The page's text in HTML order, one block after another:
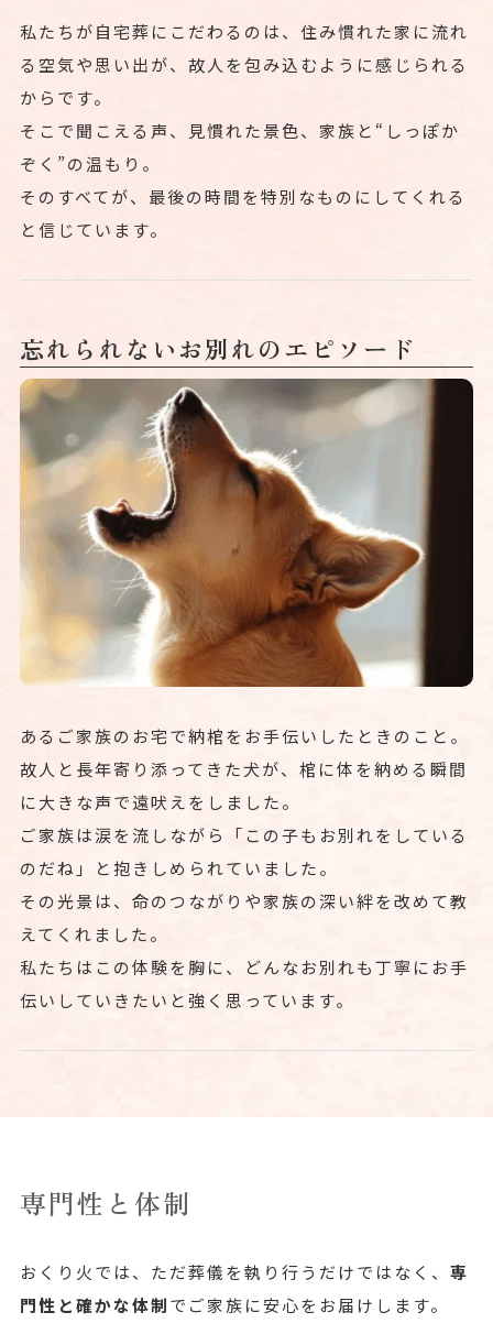
私たちが自宅葬にこだわるのは、住み慣れた家に流れ
る空気や思い出が、故人を包み込むように感じられる
からです。
そこで聞こえる声、見慣れた景色、家族と“しっぽか
ぞく”の温もり。
そのすべてが、最後の時間を特別なものにしてくれる
と信じています。
忘れられないお別れのエピソード
あるご家族のお宅で納棺をお手伝いしたときのこと。
故人と長年寄り添ってきた犬が、棺に体を納める瞬間
に大きな声で遠吠えをしました。
ご家族は涙を流しながら「この子もお別れをしている
のだね」と抱きしめられていました。
その光景は、命のつながりや家族の深い絆を改めて教
えてくれました。
私たちはこの体験を胸に、どんなお別れも丁寧にお手
伝いしていきたいと強く思っています。
専門性と体制
おくり火では、ただ葬儀を執り行うだけではなく、 専
門性と確かな体制でご家族に安心をお届けします。